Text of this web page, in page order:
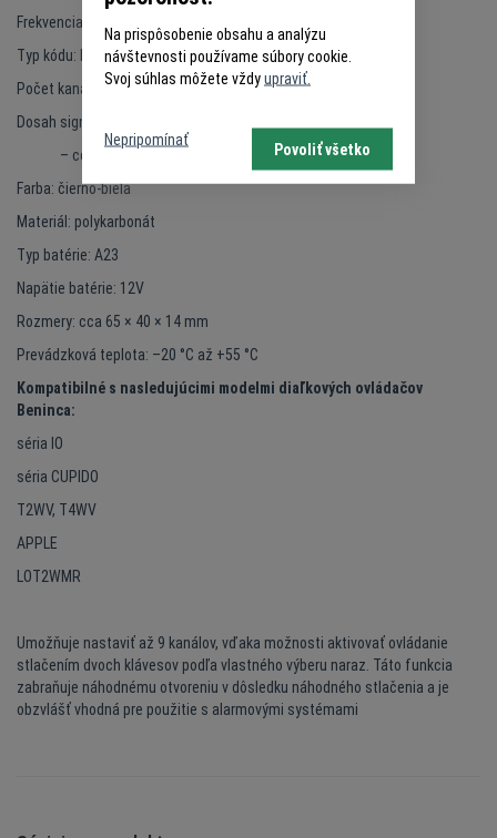
Frekvencia: 433,92 MHz
Typ kódu: Pokročilý rolling code (ARC) ,Rolling Code
Počet kanálov: 4 (4 tlačidlá)
Dosah signálu: – až 230 m vo voľnom priestore
– cca 35–50 m v zastavanom priestore
Farba: čierno-biela
Materiál: polykarbonát
Typ batérie: A23
Napätie batérie: 12V
Rozmery: cca 65 × 40 × 14 mm
Prevádzková teplota: –20 °C až +55 °C
Kompatibilné s nasledujúcimi modelmi diaľkových ovládačov
Beninca:
séria IO
séria CUPIDO
T2WV, T4WV
APPLE
LOT2WMR
Umožňuje nastaviť až 9 kanálov, vďaka možnosti aktivovať ovládanie
stlačením dvoch klávesov podľa vlastného výberu naraz. Táto funkcia
zabraňuje náhodnému otvoreniu v dôsledku náhodného stlačenia a je
obzvlášť vhodná pre použitie s alarmovými systémami
Na prispôsobenie obsahu a analýzu
návštevnosti používame súbory cookie.
Svoj súhlas môžete vždyupraviť.
Nepripomínať
Povoliť všetko